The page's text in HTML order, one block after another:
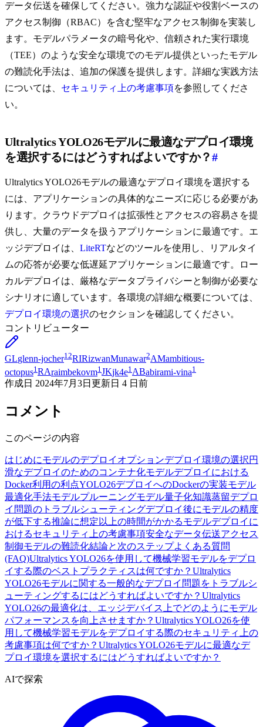
データ伝送を確保してください。強力な認証や役割ベースの
アクセス制御（RBAC）を含む堅牢なアクセス制御を実装し
ます。モデルパラメータの暗号化や、信頼された実行環境
（TEE）のような安全な環境でのモデル提供といったモデル
の難読化手法は、追加の保護を提供します。詳細な実践方法
については、 セキュリティ上の考慮事項を参照してくださ
い。
Ultralytics YOLO26モデルに最適なデプロイ環境
を選択するにはどうすればよいですか？#
Ultralytics YOLO26モデルの最適なデプロイ環境を選択する
には、アプリケーションの具体的なニーズに応じる必要があ
ります。クラウドデプロイは拡張性とアクセスの容易さを提
供し、大量のデータを扱うアプリケーションに最適です。エ
ッジデプロイは、 LiteRTなどのツールを使用し、リアルタイ
ムの応答が必要な低遅延アプリケーションに最適です。ロー
カルデプロイは、厳格なデータプライバシーと制御が必要な
シナリオに適しています。各環境の詳細な概要については、
デプロイ環境の選択のセクションを確認してください。
コントリビューター
GLglenn-jocher12RIRizwanMunawar2AMambitious-
octopus1 RAraimbekovm1 JKjk4e1 ABabirami-vina1
作成日 2024年7月3日 更新日 4 日前
コメント
このページの内容
はじめにモデルのデプロイオプションデプロイ環境の選択円
滑なデプロイのためのコンテナ化モデルデプロイにおける
Docker利用の利点YOLO26デプロイへのDockerの実装モデル
最適化手法モデルプルーニングモデル量子化知識蒸留デプロ
イ問題のトラブルシューティングデプロイ後にモデルの精度
が低下する推論に想定以上の時間がかかるモデルデプロイに
おけるセキュリティ上の考慮事項安全なデータ伝送アクセス
制御モデルの難読化結論と次のステップよくある質問
(FAQ)Ultralytics YOLO26を使用して機械学習モデルをデプロ
イする際のベストプラクティスは何ですか？ Ultralytics
YOLO26モデルに関する一般的なデプロイ問題をトラブルシ
ューティングするにはどうすればよいですか？ Ultralytics
YOLO26の最適化は、エッジデバイス上でどのようにモデル
パフォーマンスを向上させますか？ Ultralytics YOLO26を使
用して機械学習モデルをデプロイする際のセキュリティ上の
考慮事項は何ですか？ Ultralytics YOLO26モデルに最適なデ
プロイ環境を選択するにはどうすればよいですか？
AIで探索